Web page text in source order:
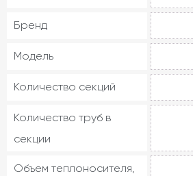
Бренд
Модель
Количество секций
Количество труб в
секции
Объем теплоносителя,